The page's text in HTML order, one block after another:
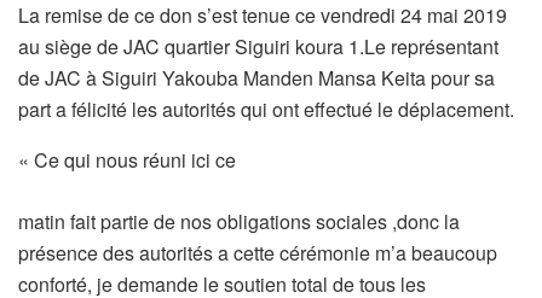
La remise de ce don s’est tenue ce vendredi 24 mai 2019
au siège de JAC quartier Siguiri koura 1.Le représentant
de JAC à Siguiri Yakouba Manden Mansa Keita pour sa
part a félicité les autorités qui ont effectué le déplacement.
« Ce qui nous réuni ici ce
matin fait partie de nos obligations sociales ,donc la
présence des autorités a cette cérémonie m’a beaucoup
conforté, je demande le soutien total de tous les